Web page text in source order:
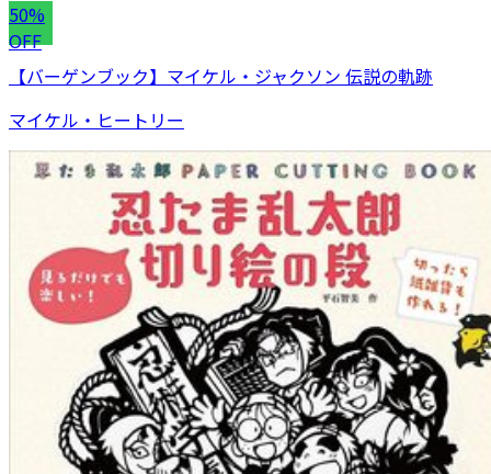
50%
OFF
【バーゲンブック】マイケル・ジャクソン 伝説の軌跡
マイケル・ヒートリー